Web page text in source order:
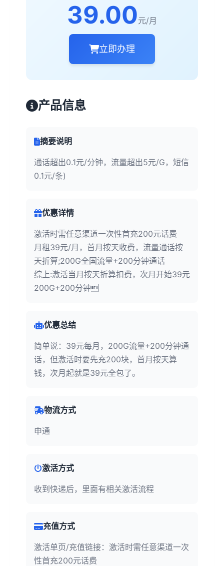
39.00元/月
立即办理
产品信息
摘要说明
通话超出0.1元/分钟，流量超出5元/G，短信
0.1元/条)
优惠详情
激活时需任意渠道一次性首充200元话费
月租39元/月，首月按天收费，流量通话按
天折算;200G全国流量+200分钟通话
综上:激活当月按天折算扣费，次月开始39元
200G+200分钟
优惠总结
简单说：39元每月，200G流量+200分钟通
话，但激活时要先充200块，首月按天算
钱，次月起就是39元全包了。
物流方式
申通
激活方式
收到快递后，里面有相关激活流程
充值方式
激活单页/充值链接：激活时需任意渠道一次
性首充200元话费